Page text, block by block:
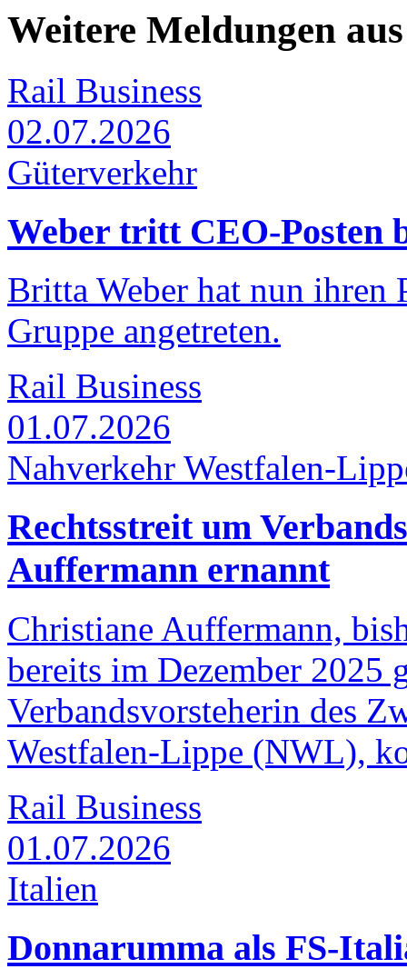
Weitere Meldungen
Rail Business
02.07.2026
Güterverkehr
Weber tritt CEO-Posten
Britta Weber hat nun ihren
Gruppe angetreten.
Rail Business
01.07.2026
Nahverkehr Westfalen-
Rechtsstreit um
Auffermann ernannt
Christiane Auffermann,
bereits im Dezember 2025
Verbandsvorsteherin des
Westfalen-Lippe (NWL),
Rail Business
01.07.2026
Italien
Donnarumma als FS-